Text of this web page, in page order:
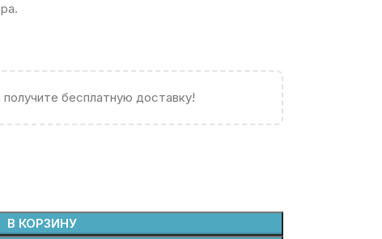
получите бесплатную доставку!
В КОРЗИНУ